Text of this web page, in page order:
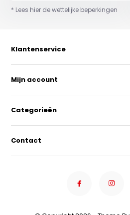
* Lees hier de wettelijke beperkingen
Klantenservice
Mijn account
Categorieën
Contact